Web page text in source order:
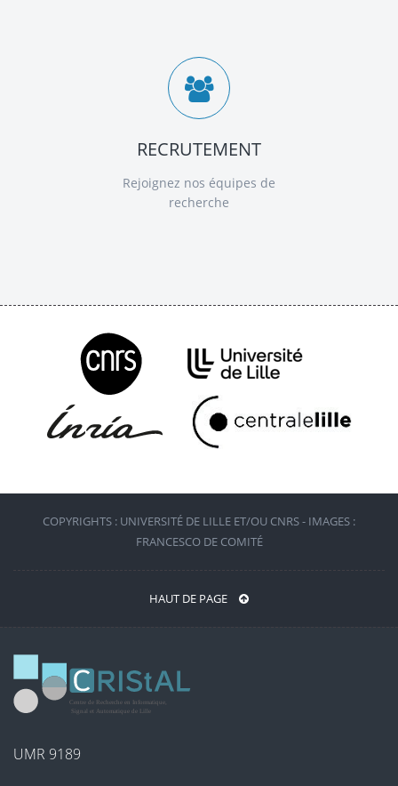
RECRUTEMENT
Rejoignez nos équipes de
recherche
COPYRIGHTS : UNIVERSITÉ DE LILLE ET/OU CNRS - IMAGES :
FRANCESCO DE COMITÉ
HAUT DE PAGE
UMR 9189